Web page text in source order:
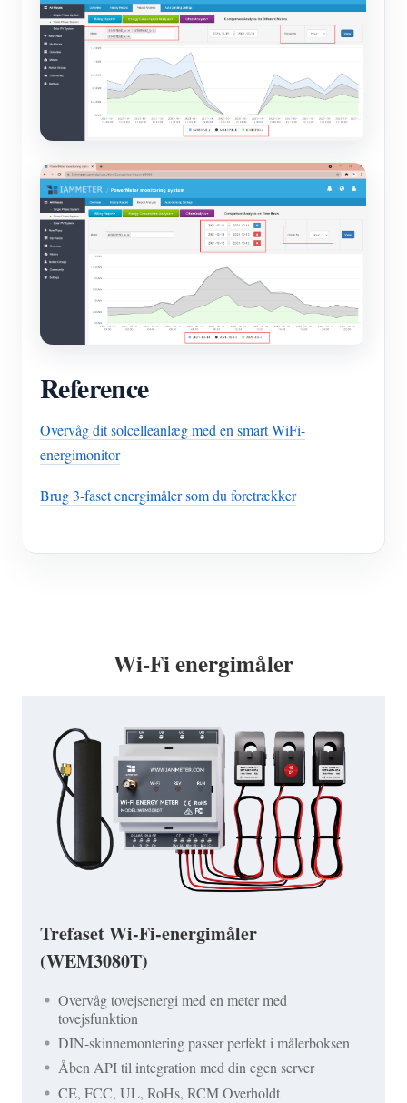
Reference
Overvåg dit solcelleanlæg med en smart WiFi-
energimonitor
Brug 3-faset energimåler som du foretrækker
Wi-Fi energimåler
Trefaset Wi-Fi-energimåler
(WEM3080T)
Overvåg tovejsenergi med en meter med
tovejsfunktion
DIN-skinnemontering passer perfekt i målerboksen
Åben API til integration med din egen server
CE, FCC, UL, RoHs, RCM Overholdt